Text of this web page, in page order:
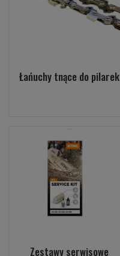
Łańuchy tnące do pilarek
Zestawy serwisowe